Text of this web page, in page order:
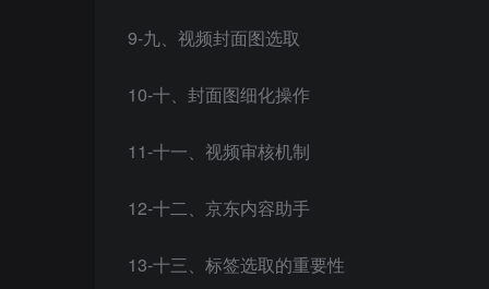
9-九、视频封面图选取
10-十、封面图细化操作
11-十一、视频审核机制
12-十二、京东内容助手
13-十三、标签选取的重要性